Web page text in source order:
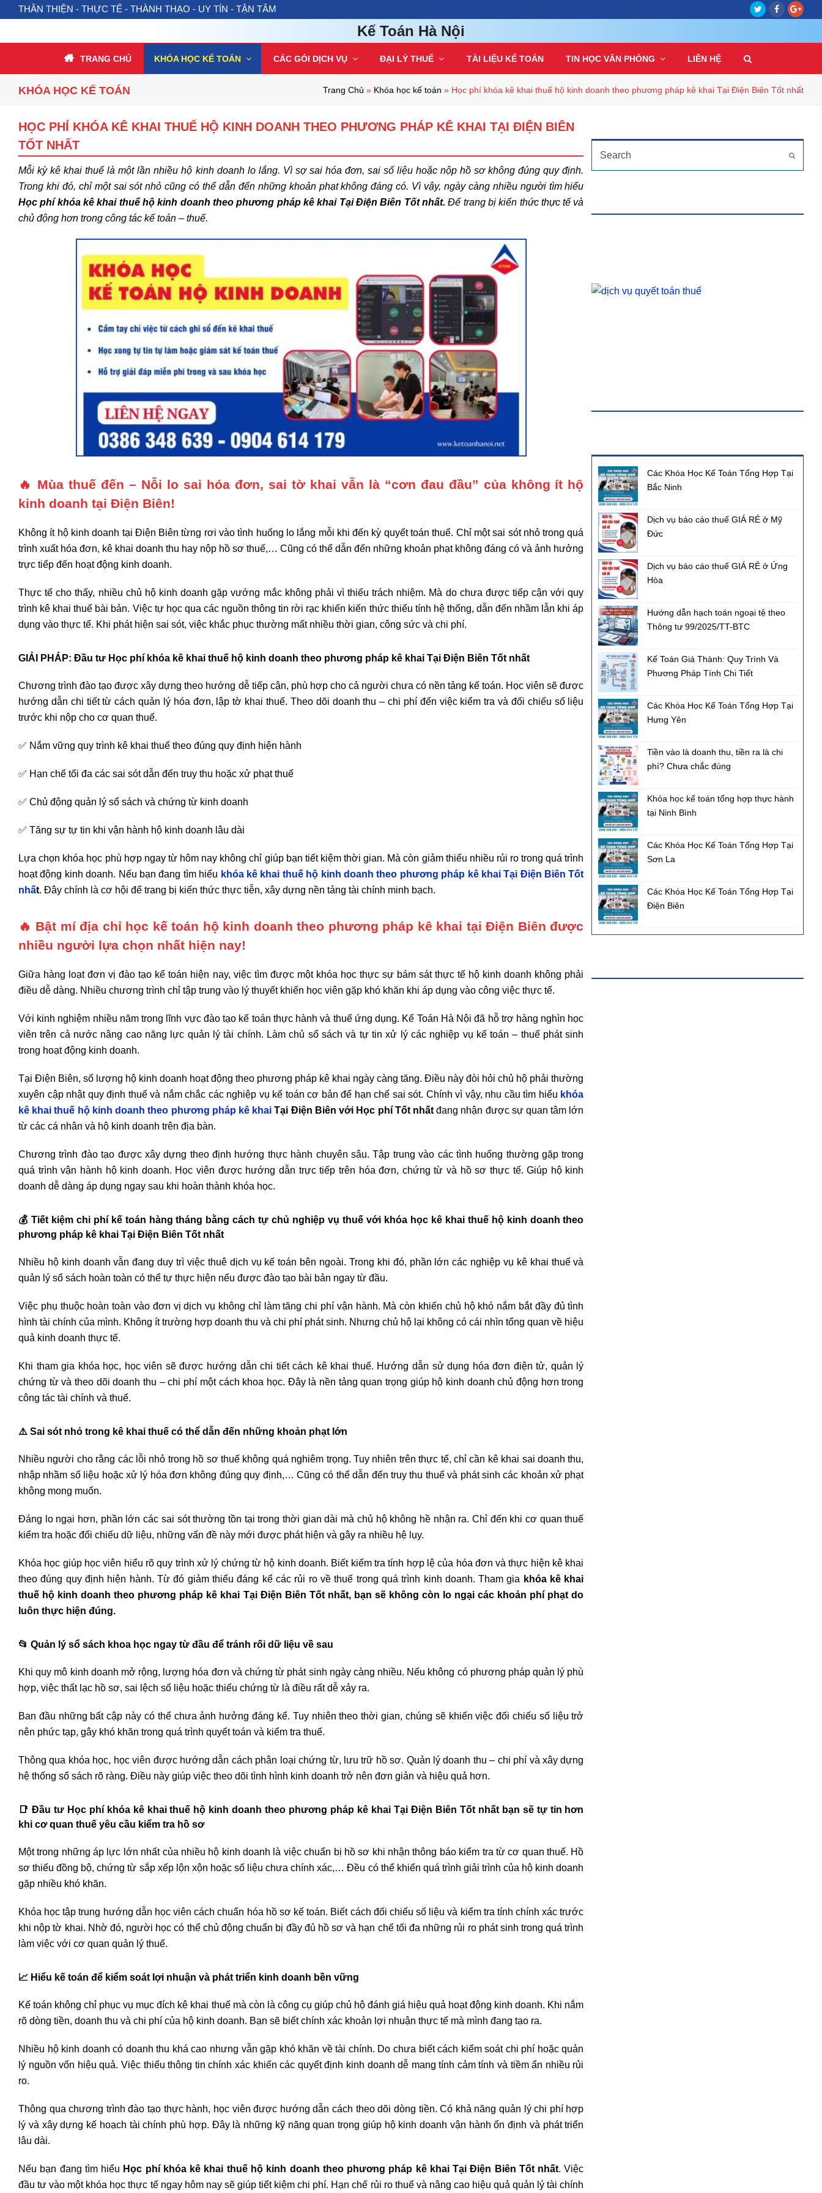
THÂN THIỆN - THỰC TẾ - THÀNH THẠO - UY TÍN - TẬN TÂM TwitterFacebook
Kế Toán Hà Nội
TRANG CHỦ KHÓA HỌC KẾ TOÁN CÁC GÓI DỊCH VỤ ĐẠI LÝ THUẾ TÀI LIỆU KẾ TOÁN TIN HỌC VĂN PHÒNG LIÊN HỆ
KHÓA HỌC KẾ TOÁN Trang Chủ » Khóa học kế toán » Học phí khóa kê khai thuế hộ kinh doanh theo phương pháp kê khai Tại Điện Biên Tốt nhất
HỌC PHÍ KHÓA KÊ KHAI THUẾ HỘ KINH DOANH THEO PHƯƠNG PHÁP KÊ KHAI TẠI ĐIỆN BIÊN
TỐT NHẤT
Mỗi kỳ kê khai thuế là một lần nhiều hộ kinh doanh lo lắng. Vì sợ sai hóa đơn, sai số liệu hoặc nộp hồ sơ không đúng quy định.
Trong khi đó, chỉ một sai sót nhỏ cũng có thể dẫn đến những khoản phạt không đáng có. Vì vậy, ngày càng nhiều người tìm hiểu
Học phí khóa kê khai thuế hộ kinh doanh theo phương pháp kê khai Tại Điện Biên Tốt nhất. Để trang bị kiến thức thực tế và
chủ động hơn trong công tác kế toán – thuế.
🔥 Mùa thuế đến – Nỗi lo sai hóa đơn, sai tờ khai vẫn là “cơn đau đầu” của không ít hộ
kinh doanh tại Điện Biên!
Không ít hộ kinh doanh tại Điện Biên từng rơi vào tình huống lo lắng mỗi khi đến kỳ quyết toán thuế. Chỉ một sai sót nhỏ trong quá
trình xuất hóa đơn, kê khai doanh thu hay nộp hồ sơ thuế,… Cũng có thể dẫn đến những khoản phạt không đáng có và ảnh hưởng
trực tiếp đến hoạt động kinh doanh.
Thực tế cho thấy, nhiều chủ hộ kinh doanh gặp vướng mắc không phải vì thiếu trách nhiệm. Mà do chưa được tiếp cận với quy
trình kê khai thuế bài bản. Việc tự học qua các nguồn thông tin rời rạc khiến kiến thức thiếu tính hệ thống, dẫn đến nhầm lẫn khi áp
dụng vào thực tế. Khi phát hiện sai sót, việc khắc phục thường mất nhiều thời gian, công sức và chi phí.
GIẢI PHÁP: Đầu tư Học phí khóa kê khai thuế hộ kinh doanh theo phương pháp kê khai Tại Điện Biên Tốt nhất
Chương trình đào tạo được xây dựng theo hướng dễ tiếp cận, phù hợp cho cả người chưa có nền tảng kế toán. Học viên sẽ được
hướng dẫn chi tiết từ cách quản lý hóa đơn, lập tờ khai thuế. Theo dõi doanh thu – chi phí đến việc kiểm tra và đối chiếu số liệu
trước khi nộp cho cơ quan thuế.
✅ Nắm vững quy trình kê khai thuế theo đúng quy định hiện hành
✅ Hạn chế tối đa các sai sót dẫn đến truy thu hoặc xử phạt thuế
✅ Chủ động quản lý sổ sách và chứng từ kinh doanh
✅ Tăng sự tự tin khi vận hành hộ kinh doanh lâu dài
Lựa chọn khóa học phù hợp ngay từ hôm nay không chỉ giúp bạn tiết kiệm thời gian. Mà còn giảm thiểu nhiều rủi ro trong quá trình
hoạt động kinh doanh. Nếu bạn đang tìm hiểu khóa kê khai thuế hộ kinh doanh theo phương pháp kê khai Tại Điện Biên Tốt
nhất. Đây chính là cơ hội để trang bị kiến thức thực tiễn, xây dựng nền tảng tài chính minh bạch.
🔥 Bật mí địa chỉ học kế toán hộ kinh doanh theo phương pháp kê khai tại Điện Biên được
nhiều người lựa chọn nhất hiện nay!
Giữa hàng loạt đơn vị đào tạo kế toán hiện nay, việc tìm được một khóa học thực sự bám sát thực tế hộ kinh doanh không phải
điều dễ dàng. Nhiều chương trình chỉ tập trung vào lý thuyết khiến học viên gặp khó khăn khi áp dụng vào công việc thực tế.
Với kinh nghiệm nhiều năm trong lĩnh vực đào tạo kế toán thực hành và thuế ứng dụng. Kế Toán Hà Nội đã hỗ trợ hàng nghìn học
viên trên cả nước nâng cao năng lực quản lý tài chính. Làm chủ sổ sách và tự tin xử lý các nghiệp vụ kế toán – thuế phát sinh
trong hoạt động kinh doanh.
Tại Điện Biên, số lượng hộ kinh doanh hoạt động theo phương pháp kê khai ngày càng tăng. Điều này đòi hỏi chủ hộ phải thường
xuyên cập nhật quy định thuế và nắm chắc các nghiệp vụ kế toán cơ bản để hạn chế sai sót. Chính vì vậy, nhu cầu tìm hiểu khóa
kê khai thuế hộ kinh doanh theo phương pháp kê khai Tại Điện Biên với Học phí Tốt nhấtđang nhận được sự quan tâm lớn
từ các cá nhân và hộ kinh doanh trên địa bàn.
Chương trình đào tạo được xây dựng theo định hướng thực hành chuyên sâu. Tập trung vào các tình huống thường gặp trong
quá trình vận hành hộ kinh doanh. Học viên được hướng dẫn trực tiếp trên hóa đơn, chứng từ và hồ sơ thực tế. Giúp hộ kinh
doanh dễ dàng áp dụng ngay sau khi hoàn thành khóa học.
💰 Tiết kiệm chi phí kế toán hàng tháng bằng cách tự chủ nghiệp vụ thuế với khóa học kê khai thuế hộ kinh doanh theo
phương pháp kê khai Tại Điện Biên Tốt nhất
Nhiều hộ kinh doanh vẫn đang duy trì việc thuê dịch vụ kế toán bên ngoài. Trong khi đó, phần lớn các nghiệp vụ kê khai thuế và
quản lý sổ sách hoàn toàn có thể tự thực hiện nếu được đào tạo bài bản ngay từ đầu.
Việc phụ thuộc hoàn toàn vào đơn vị dịch vụ không chỉ làm tăng chi phí vận hành. Mà còn khiến chủ hộ khó nắm bắt đầy đủ tình
hình tài chính của mình. Không ít trường hợp doanh thu và chi phí phát sinh. Nhưng chủ hộ lại không có cái nhìn tổng quan về hiệu
quả kinh doanh thực tế.
Khi tham gia khóa học, học viên sẽ được hướng dẫn chi tiết cách kê khai thuế. Hướng dẫn sử dụng hóa đơn điện tử, quản lý
chứng từ và theo dõi doanh thu – chi phí một cách khoa học. Đây là nền tảng quan trọng giúp hộ kinh doanh chủ động hơn trong
công tác tài chính và thuế.
⚠️ Sai sót nhỏ trong kê khai thuế có thể dẫn đến những khoản phạt lớn
Nhiều người cho rằng các lỗi nhỏ trong hồ sơ thuế không quá nghiêm trọng. Tuy nhiên trên thực tế, chỉ cần kê khai sai doanh thu,
nhập nhầm số liệu hoặc xử lý hóa đơn không đúng quy định,… Cũng có thể dẫn đến truy thu thuế và phát sinh các khoản xử phạt
không mong muốn.
Đáng lo ngại hơn, phần lớn các sai sót thường tồn tại trong thời gian dài mà chủ hộ không hề nhận ra. Chỉ đến khi cơ quan thuế
kiểm tra hoặc đối chiếu dữ liệu, những vấn đề này mới được phát hiện và gây ra nhiều hệ lụy.
Khóa học giúp học viên hiểu rõ quy trình xử lý chứng từ hộ kinh doanh. Biết kiểm tra tính hợp lệ của hóa đơn và thực hiện kê khai
theo đúng quy định hiện hành. Từ đó giảm thiểu đáng kể các rủi ro về thuế trong quá trình kinh doanh. Tham gia khóa kê khai
thuế hộ kinh doanh theo phương pháp kê khai Tại Điện Biên Tốt nhất, bạn sẽ không còn lo ngại các khoản phí phạt do
luôn thực hiện đúng.
📂 Quản lý sổ sách khoa học ngay từ đầu để tránh rối dữ liệu về sau
Khi quy mô kinh doanh mở rộng, lượng hóa đơn và chứng từ phát sinh ngày càng nhiều. Nếu không có phương pháp quản lý phù
hợp, việc thất lạc hồ sơ, sai lệch số liệu hoặc thiếu chứng từ là điều rất dễ xảy ra.
Ban đầu những bất cập này có thể chưa ảnh hưởng đáng kể. Tuy nhiên theo thời gian, chúng sẽ khiến việc đối chiếu số liệu trở
nên phức tạp, gây khó khăn trong quá trình quyết toán và kiểm tra thuế.
Thông qua khóa học, học viên được hướng dẫn cách phân loại chứng từ, lưu trữ hồ sơ. Quản lý doanh thu – chi phí và xây dựng
hệ thống sổ sách rõ ràng. Điều này giúp việc theo dõi tình hình kinh doanh trở nên đơn giản và hiệu quả hơn.
📑 Đầu tư Học phí khóa kê khai thuế hộ kinh doanh theo phương pháp kê khai Tại Điện Biên Tốt nhất bạn sẽ tự tin hơn
khi cơ quan thuế yêu cầu kiểm tra hồ sơ
Một trong những áp lực lớn nhất của nhiều hộ kinh doanh là việc chuẩn bị hồ sơ khi nhận thông báo kiểm tra từ cơ quan thuế. Hồ
sơ thiếu đồng bộ, chứng từ sắp xếp lộn xộn hoặc số liệu chưa chính xác,… Đều có thể khiến quá trình giải trình của hộ kinh doanh
gặp nhiều khó khăn.
Khóa học tập trung hướng dẫn học viên cách chuẩn hóa hồ sơ kế toán. Biết cách đối chiếu số liệu và kiểm tra tính chính xác trước
khi nộp tờ khai. Nhờ đó, người học có thể chủ động chuẩn bị đầy đủ hồ sơ và hạn chế tối đa những rủi ro phát sinh trong quá trình
làm việc với cơ quan quản lý thuế.
📈 Hiểu kế toán để kiểm soát lợi nhuận và phát triển kinh doanh bền vững
Kế toán không chỉ phục vụ mục đích kê khai thuế mà còn là công cụ giúp chủ hộ đánh giá hiệu quả hoạt động kinh doanh. Khi nắm
rõ dòng tiền, doanh thu và chi phí của hộ kinh doanh. Bạn sẽ biết chính xác khoản lợi nhuận thực tế mà mình đang tạo ra.
Nhiều hộ kinh doanh có doanh thu khá cao nhưng vẫn gặp khó khăn về tài chính. Do chưa biết cách kiểm soát chi phí hoặc quản
lý nguồn vốn hiệu quả. Việc thiếu thông tin chính xác khiến các quyết định kinh doanh dễ mang tính cảm tính và tiềm ẩn nhiều rủi
ro.
Thông qua chương trình đào tạo thực hành, học viên được hướng dẫn cách theo dõi dòng tiền. Có khả năng quản lý chi phí hợp
lý và xây dựng kế hoạch tài chính phù hợp. Đây là những kỹ năng quan trọng giúp hộ kinh doanh vận hành ổn định và phát triển
lâu dài.
Nếu bạn đang tìm hiểu Học phí khóa kê khai thuế hộ kinh doanh theo phương pháp kê khai Tại Điện Biên Tốt nhất. Việc
đầu tư vào một khóa học thực tế ngay hôm nay sẽ giúp tiết kiệm chi phí. Hạn chế rủi ro thuế và nâng cao hiệu quả quản lý tài chính
Các Khóa Học Kế Toán Tổng Hợp Tại
Bắc Ninh
Dịch vụ báo cáo thuế GIÁ RẺ ở Mỹ
Đức
Dịch vụ báo cáo thuế GIÁ RẺ ở Ứng
Hòa
Hướng dẫn hạch toán ngoại tệ theo
Thông tư 99/2025/TT-BTC
Kế Toán Giá Thành: Quy Trình Và
Phương Pháp Tính Chi Tiết
Các Khóa Học Kế Toán Tổng Hợp Tại
Hưng Yên
Tiền vào là doanh thu, tiền ra là chi
phí? Chưa chắc đúng
Khóa học kế toán tổng hợp thực hành
tại Ninh Bình
Các Khóa Học Kế Toán Tổng Hợp Tại
Sơn La
Các Khóa Học Kế Toán Tổng Hợp Tại
Điện Biên